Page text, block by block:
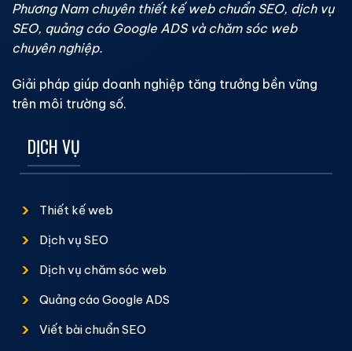
Phương Nam chuyên thiết kế web chuẩn SEO, dịch vụ
SEO, quảng cáo Google ADS và chăm sóc web
chuyên nghiệp.
Giải pháp giúp doanh nghiệp tăng trưởng bền vững
trên môi trường số.
DỊCH VỤ
Thiết kế web
Dịch vụ SEO
Dịch vụ chăm sóc web
Quảng cáo Google ADS
Viết bài chuẩn SEO